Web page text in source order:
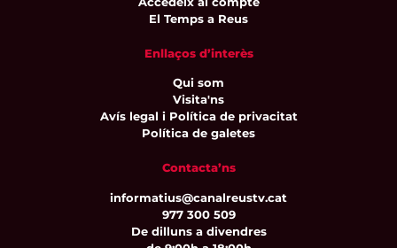
El Temps a Reus
Enllaços d’interès
Qui som
Visita'ns
Avís legal i Política de privacitat
Política de galetes
Contacta’ns
informatius@canalreustv.cat
977 300 509
De dilluns a divendres